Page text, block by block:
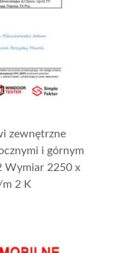
zewnętrzne
i górnym
Wymiar 2250 x
2 K